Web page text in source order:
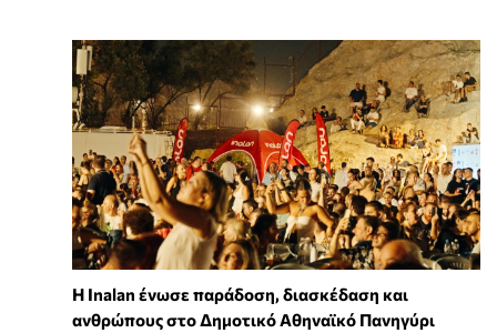
Η Inalan ένωσε παράδοση, διασκέδαση και
ανθρώπους στο Δημοτικό Αθηναϊκό Πανηγύρι